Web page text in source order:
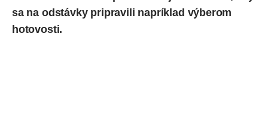
sa na odstávky pripravili napríklad výberom
hotovosti.